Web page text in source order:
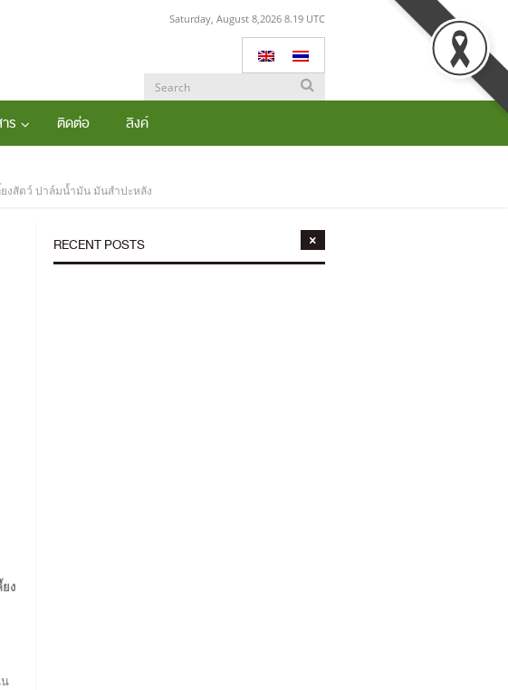
Saturday, August 8,2026 8.19 UTC
ร ติดต่อ ลิงค์
ยงสัตว์ ปาล์มน้ำมัน มันสำปะหลัง
ง
RECENT POSTS